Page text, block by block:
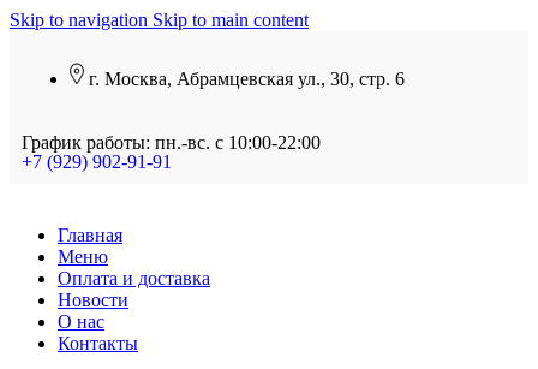
Skip to navigation Skip to main content
г. Москва, Абрамцевская ул., 30, стр. 6
График работы: пн.-вс. с 10:00-22:00
+7 (929) 902-91-91
Главная
Меню
Оплата и доставка
Новости
О нас
Контакты